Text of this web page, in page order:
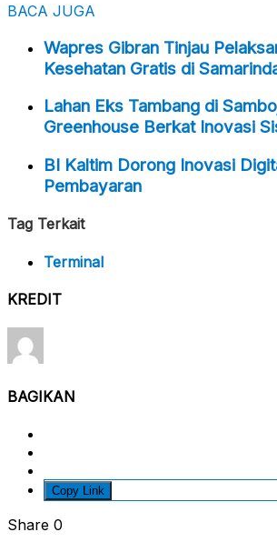
BACA JUGA
Wapres Gibran Tinjau
Kesehatan Gratis di
Lahan Eks Tambang di
Greenhouse Berkat Inovasi
BI Kaltim Dorong Inovasi
Pembayaran
Tag Terkait
Terminal
KREDIT
BAGIKAN
Copy Link
Share 0